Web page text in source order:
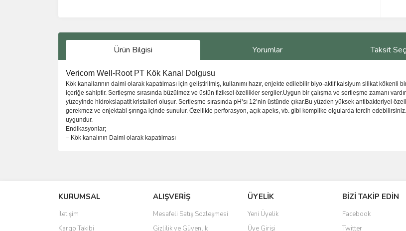
Ürün Bilgisi Yorumlar Taksit
Vericom Well-Root PT Kök Kanal Dolgusu
Kök kanallarının daimi olarak kapatılması için geliştirilmiş, kullanımı hazır, enjekte edilebilir biyo-aktif kalsiyum silikat kökenli
içeriğe sahiptir. Sertleşme sırasında büzülmez ve üstün fiziksel özellikler sergiler.Uygun bir çalışma ve sertleşme zamanı
yüzeyinde hidroksiapatit kristalleri oluşur. Sertleşme sırasında pH’sı 12’nin üstünde çıkar.Bu yüzden yüksek antibakteriyel
gerekmez ve enjektabl şırınga içinde sunulur. Özellikle perforasyon, açık apeks, vb. gibi komplike olgularda tercih
uygundur.
Endikasyonlar;
– Kök kanalının Daimi olarak kapatılması
Ürün resmi kalitesiz, bozuk veya görüntülenemiyor.
Ürün açıklamasında eksik bilgiler bulunuyor.
Ürün bilgilerinde hatalar bulunuyor.
KURUMSAL
İletişim
Kargo Takibi
ALIŞVERİŞ
Mesafeli Satış Sözleşmesi
Gizlilik ve Güvenlik
ÜYELİK
Yeni Üyelik
Üye Girişi
BİZİ TAKİP EDİN
Facebook
Twitter